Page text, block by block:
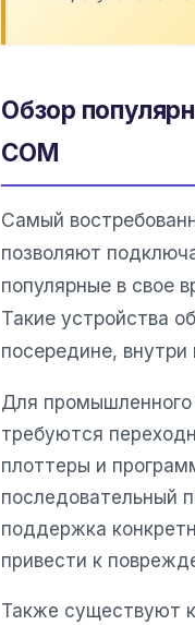
Обзор
COM
Самый
позволяют
популярные в свое
Такие устройства
посередине, внутри
Для промышленного
требуются
плоттеры и
последовательный
поддержка
привести к
Также существуют